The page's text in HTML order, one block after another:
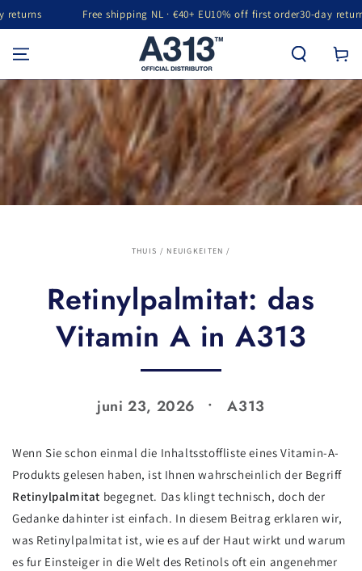
GA NAAR INHOUD
Free shipping NL · €40+ EU10% off first order 30-day returns
THUIS / NEUIGKEITEN /
Retinylpalmitat: das
Vitamin A in A313
juni 23, 2026 A313
Wenn Sie schon einmal die Inhaltsstoffliste eines Vitamin-A-
Produkts gelesen haben, ist Ihnen wahrscheinlich der Begriff
Retinylpalmitat begegnet. Das klingt technisch, doch der
Gedanke dahinter ist einfach. In diesem Beitrag erklaren wir,
was Retinylpalmitat ist, wie es auf der Haut wirkt und warum
es fur Einsteiger in die Welt des Retinols oft ein angenehmer